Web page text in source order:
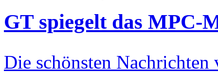
GT spiegelt das MPC-
Die schönsten Nachrichten